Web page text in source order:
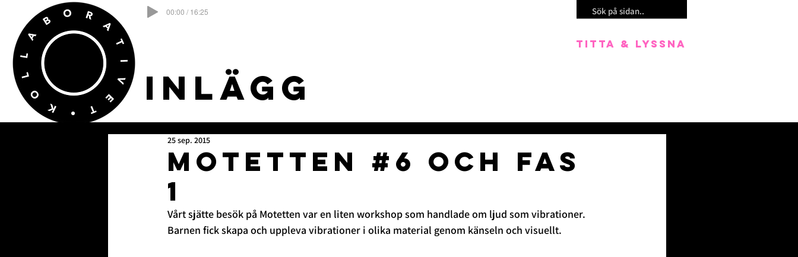
00:00 / 16:25
TITTA & LYSSNA
Inlägg
Motetten #6 och FAS
1
25 sep. 2015
Vårt sjätte besök på Motetten var en liten workshop som handlade om ljud som vibrationer.
Barnen fick skapa och uppleva vibrationer i olika material genom känseln och visuellt.